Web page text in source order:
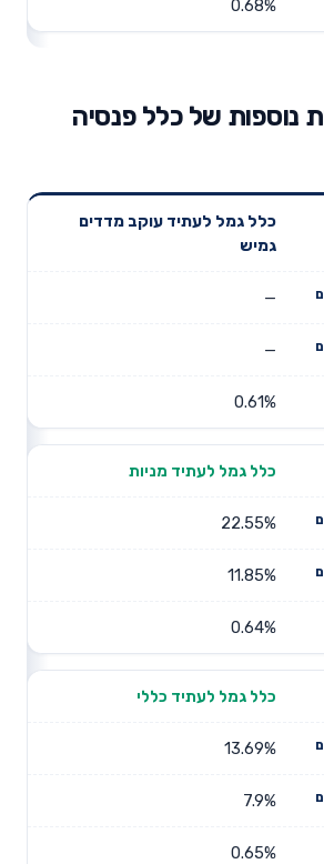
0.68%
נוספות של כלל פנסיה
שנתית 3
תשואה
דמי ניהול
כלל גמל לעתיד עוקב מדדים
גמיש
—
—
0.61%
כלל גמל לעתיד מניות
22.55%
11.85%
0.64%
כלל גמל לעתיד כללי
13.69%
7.9%
0.65%